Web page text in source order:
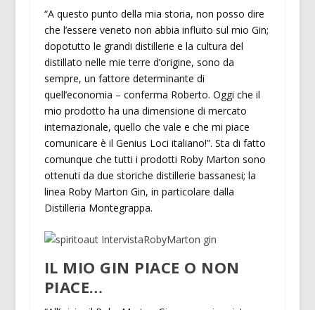
“A questo punto della mia storia, non posso dire
che l’essere veneto non abbia influito sul mio Gin;
dopotutto le grandi distillerie e la cultura del
distillato nelle mie terre d’origine, sono da
sempre, un fattore determinante di
quell’economia – conferma Roberto. Oggi che il
mio prodotto ha una dimensione di mercato
internazionale, quello che vale e che mi piace
comunicare è il Genius Loci italiano!”. Sta di fatto
comunque che tutti i prodotti Roby Marton sono
ottenuti da due storiche distillerie bassanesi; la
linea Roby Marton Gin, in particolare dalla
Distilleria Montegrappa.
IL MIO GIN PIACE O NON
PIACE…